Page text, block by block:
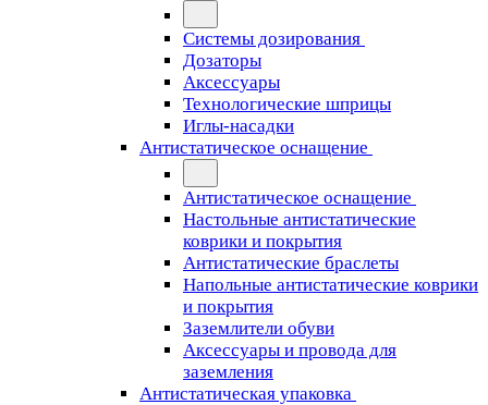
Системы дозирования
Дозаторы
Аксессуары
Технологические шприцы
Иглы-насадки
Антистатическое оснащение
Антистатическое оснащение
Настольные антистатические
коврики и покрытия
Антистатические браслеты
Напольные антистатические коврики
и покрытия
Заземлители обуви
Аксессуары и провода для
заземления
Антистатическая упаковка